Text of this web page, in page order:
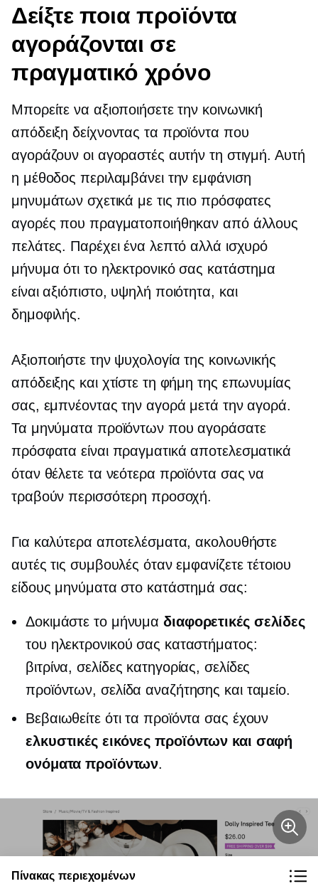
Δείξτε ποια προϊόντα
αγοράζονται σε
πραγματικό χρόνο
Μπορείτε να αξιοποιήσετε την κοινωνική
απόδειξη δείχνοντας τα προϊόντα που
αγοράζουν οι αγοραστές αυτήν τη στιγμή. Αυτή
η μέθοδος περιλαμβάνει την εμφάνιση
μηνυμάτων σχετικά με τις πιο πρόσφατες
αγορές που πραγματοποιήθηκαν από άλλους
πελάτες. Παρέχει ένα λεπτό αλλά ισχυρό
μήνυμα ότι το ηλεκτρονικό σας κατάστημα
είναι αξιόπιστο, υψηλή ποιότητα, και
δημοφιλής.
Αξιοποιήστε την ψυχολογία της κοινωνικής
απόδειξης και χτίστε τη φήμη της επωνυμίας
σας, εμπνέοντας την αγορά μετά την αγορά.
Τα μηνύματα προϊόντων που αγοράσατε
πρόσφατα είναι πραγματικά αποτελεσματικά
όταν θέλετε τα νεότερα προϊόντα σας να
τραβούν περισσότερη προσοχή.
Για καλύτερα αποτελέσματα, ακολουθήστε
αυτές τις συμβουλές όταν εμφανίζετε τέτοιου
είδους μηνύματα στο κατάστημά σας:
Δοκιμάστε το μήνυμα διαφορετικές σελίδες
του ηλεκτρονικού σας καταστήματος:
βιτρίνα, σελίδες κατηγορίας, σελίδες
προϊόντων, σελίδα αναζήτησης και ταμείο.
Βεβαιωθείτε ότι τα προϊόντα σας έχουν
ελκυστικές εικόνες προϊόντων και σαφή
ονόματα προϊόντων.
Πίνακας περιεχομένων